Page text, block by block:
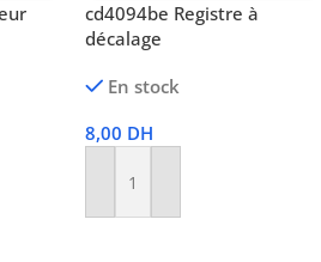
cd4094be Registre à
décalage
En stock
8,00 DH
Ajouter Au Panier